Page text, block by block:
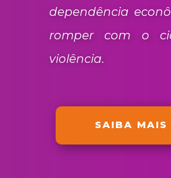
dependência
romper com o
violência.
SAIBA MAIS